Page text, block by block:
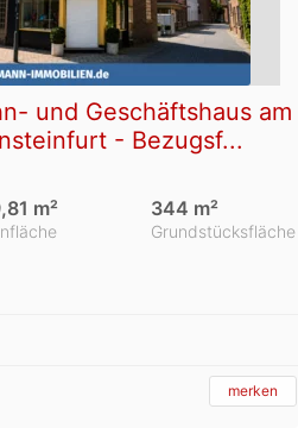
und Geschäftshaus am
- Bezugsf...
m²
Grundstücksfläche
344 m²
merken